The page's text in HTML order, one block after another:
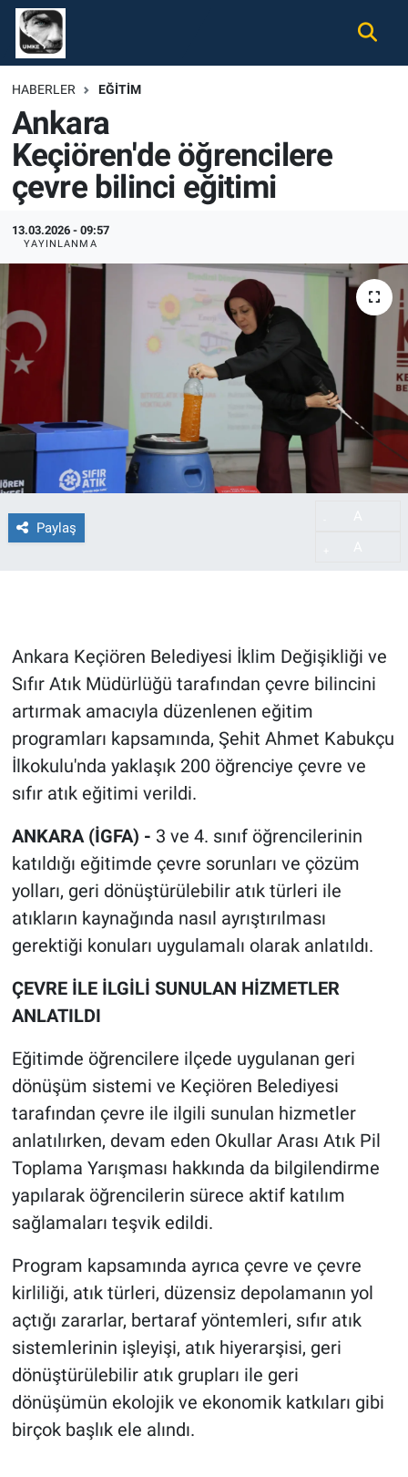
HABERLER EĞITIM
Ankara
Keçiören'de öğrencilere
çevre bilinci eğitimi
13.03.2026 - 09:57
YAYINLANMA
Paylaş
Ankara Keçiören Belediyesi İklim Değişikliği ve
Sıfır Atık Müdürlüğü tarafından çevre bilincini
artırmak amacıyla düzenlenen eğitim
programları kapsamında, Şehit Ahmet Kabukçu
İlkokulu'nda yaklaşık 200 öğrenciye çevre ve
sıfır atık eğitimi verildi.
ANKARA (İGFA) - 3 ve 4. sınıf öğrencilerinin
katıldığı eğitimde çevre sorunları ve çözüm
yolları, geri dönüştürülebilir atık türleri ile
atıkların kaynağında nasıl ayrıştırılması
gerektiği konuları uygulamalı olarak anlatıldı.
ÇEVRE İLE İLGİLİ SUNULAN HİZMETLER
ANLATILDI
Eğitimde öğrencilere ilçede uygulanan geri
dönüşüm sistemi ve Keçiören Belediyesi
tarafından çevre ile ilgili sunulan hizmetler
anlatılırken, devam eden Okullar Arası Atık Pil
Toplama Yarışması hakkında da bilgilendirme
yapılarak öğrencilerin sürece aktif katılım
sağlamaları teşvik edildi.
Program kapsamında ayrıca çevre ve çevre
kirliliği, atık türleri, düzensiz depolamanın yol
açtığı zararlar, bertaraf yöntemleri, sıfır atık
sistemlerinin işleyişi, atık hiyerarşisi, geri
dönüştürülebilir atık grupları ile geri
dönüşümün ekolojik ve ekonomik katkıları gibi
birçok başlık ele alındı.
Gündem
Ekonomi
Spor
Künye
Nöbetçi Eczaneler
Hava Durumu
Namaz Vakitleri
Son Dakika Haberleri
Haber Arşivi